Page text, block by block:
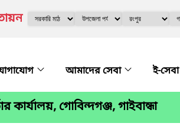
আমাদের সেবা ই-সেবা
গোবিন্দগঞ্জ, গাইবান্ধা